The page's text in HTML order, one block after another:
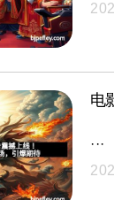
电
···